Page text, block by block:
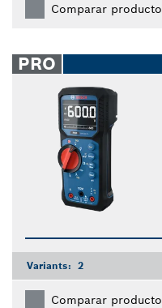
Comparar producto
PRO
Variants: 2
Comparar producto